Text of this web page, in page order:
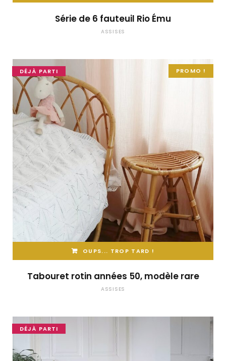
Série de 6 fauteuil Rio Ému
ASSISES
PROMO !
DÉJÀ PARTI
OUPS... TROP TARD !
Tabouret rotin années 50, modèle rare
ASSISES
DÉJÀ PARTI